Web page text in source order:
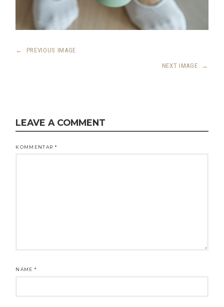
← PREVIOUS IMAGE
NEXT IMAGE →
LEAVE A COMMENT
KOMMENTAR *
NAME*